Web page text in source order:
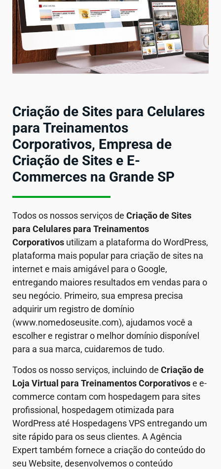
Criação de Sites para Celulares
para Treinamentos
Corporativos, Empresa de
Criação de Sites e E-
Commerces na Grande SP
Todos os nossos serviços de Criação de Sites
para Celulares para Treinamentos
Corporativos utilizam a plataforma do WordPress,
plataforma mais popular para criação de sites na
internet e mais amigável para o Google,
entregando maiores resultados em vendas para o
seu negócio. Primeiro, sua empresa precisa
adquirir um registro de domínio
(www.nomedoseusite.com), ajudamos você a
escolher e registrar o melhor domínio disponível
para a sua marca, cuidaremos de tudo.
Todos os nosso serviços, incluindo de Criação de
Loja Virtual para Treinamentos Corporativose e-
commerce contam com hospedagem para sites
profissional, hospedagem otimizada para
WordPress até Hospedagens VPS entregando um
site rápido para os seus clientes. A Agência
Expert também fornece a criação do conteúdo do
seu Website, desenvolvemos o conteúdo